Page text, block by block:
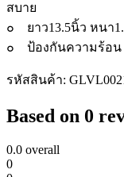
สบาย
๐ ยาว13.5นิ้ว หนา
๐ ป้องกันความร้อน
รหัสสินค้า:
Based on 0
0.0 overall
0